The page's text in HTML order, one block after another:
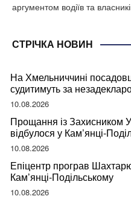
аргументом водіїв та
СТРІЧКА НОВИН
На Хмельниччині
судитимуть за
10.08.2026
Прощання із Захисником
відбулося у Кам’янці-
10.08.2026
Епіцентр програв
Кам’янці-Подільському
10.08.2026